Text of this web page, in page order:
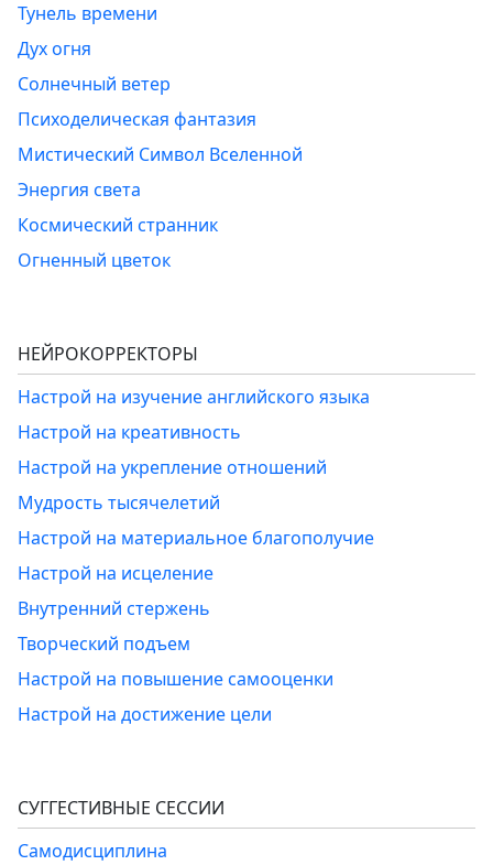
Тунель времени
Дух огня
Солнечный ветер
Психоделическая фантазия
Мистический Символ Вселенной
Энергия света
Космический странник
Огненный цветок
НЕЙРОКОРРЕКТОРЫ
Настрой на изучение английского языка
Настрой на креативность
Настрой на укрепление отношений
Мудрость тысячелетий
Настрой на материальное благополучие
Настрой на исцеление
Внутренний стержень
Творческий подъем
Настрой на повышение самооценки
Настрой на достижение цели
СУГГЕСТИВНЫЕ СЕССИИ
Самодисциплина